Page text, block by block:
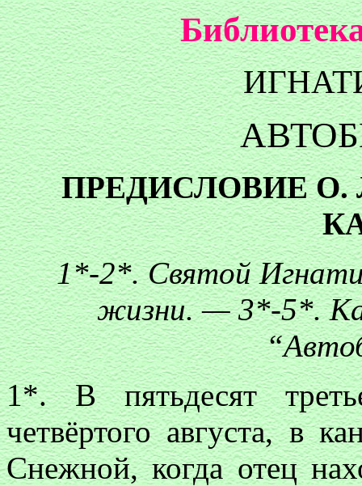
ПРЕДИСЛОВИЕ О.
1*-2*. Святой
жизни. — 3*-5*.
1*. В пятьдесят
четвёртого августа, в
Снежной, когда отец